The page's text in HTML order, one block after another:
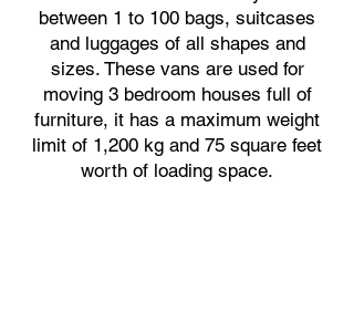
between 1 to 100 bags, suitcases
and luggages of all shapes and
sizes. These vans are used for
moving 3 bedroom houses full of
furniture, it has a maximum weight
limit of 1,200 kg and 75 square feet
worth of loading space.